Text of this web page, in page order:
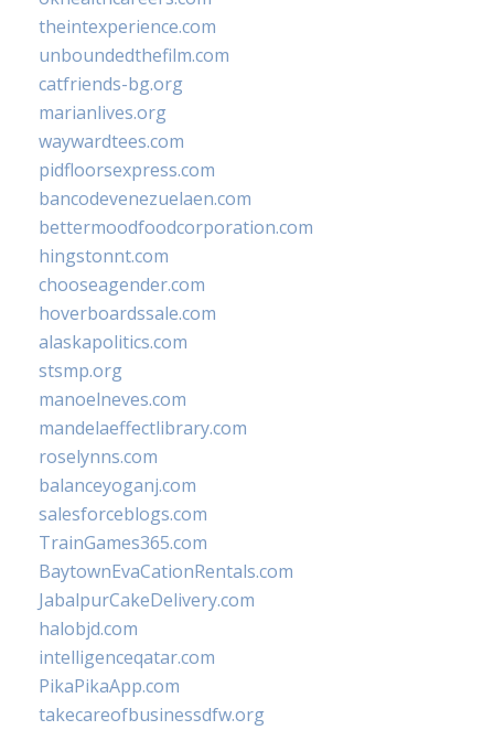
theintexperience.com
unboundedthefilm.com
catfriends-bg.org
marianlives.org
waywardtees.com
pidfloorsexpress.com
bancodevenezuelaen.com
bettermoodfoodcorporation.com
hingstonnt.com
chooseagender.com
hoverboardssale.com
alaskapolitics.com
stsmp.org
manoelneves.com
mandelaeffectlibrary.com
roselynns.com
balanceyoganj.com
salesforceblogs.com
TrainGames365.com
BaytownEvaCationRentals.com
JabalpurCakeDelivery.com
halobjd.com
intelligenceqatar.com
PikaPikaApp.com
takecareofbusinessdfw.org